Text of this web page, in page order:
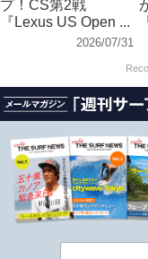
プ！CS第2戦
『Lexus US Open ...
2026/07/31